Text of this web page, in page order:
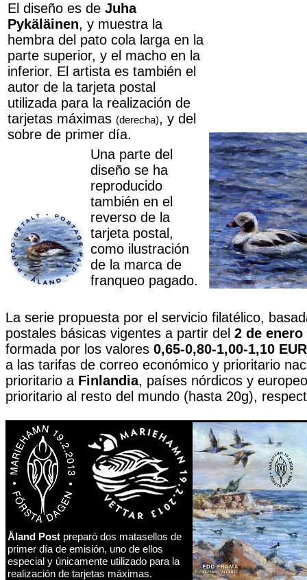
El diseño es de Juha
Pykäläinen, y muestra la
hembra del pato cola larga en la
parte superior, y el macho en la
inferior. El artista es también el
autor de la tarjeta postal
utilizada para la realización de
tarjetas máximas (derecha), y del
sobre de primer día.
Una parte del
diseño se ha
reproducido
también en el
reverso de la
tarjeta postal,
como ilustración
de la marca de
franqueo pagado.
La serie propuesta por el servicio filatélico,
postales básicas vigentes a partir del 2 de enero
formada por los valores 0,65-0,80-1,00-1,10 EUR
a las tarifas de correo económico y prioritario
prioritario a Finlandia, países nórdicos y
prioritario al resto del mundo (hasta 20g),
Åland Post preparó dos matasellos de
primer día de emisión, uno de ellos
especial y únicamente utilizado para la
realización de tarjetas máximas.